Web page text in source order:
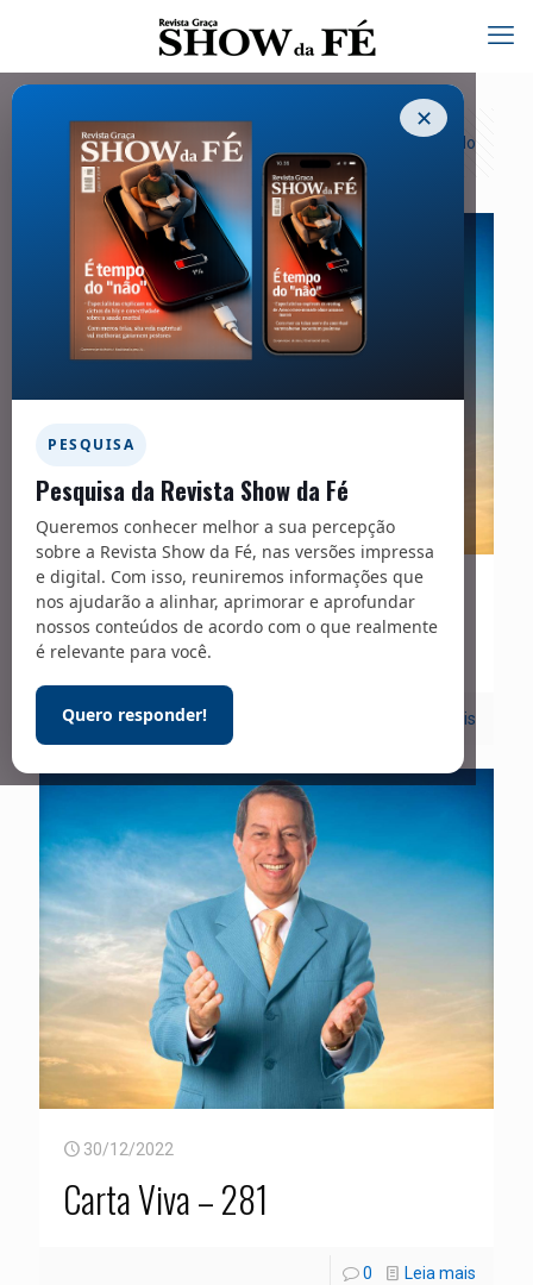
✕
PESQUISA
Pesquisa da Revista Show da Fé
Queremos conhecer melhor a sua percepção
sobre a Revista Show da Fé, nas versões impressa
e digital. Com isso, reuniremos informações que
nos ajudarão a alinhar, aprimorar e aprofundar
nossos conteúdos de acordo com o que realmente
é relevante para você.
Quero responder!
Categorias Tags Exibir tudo
10/01/2023
Carta Viva – 282
Leia mais
30/12/2022
Carta Viva – 281
0 Leia mais